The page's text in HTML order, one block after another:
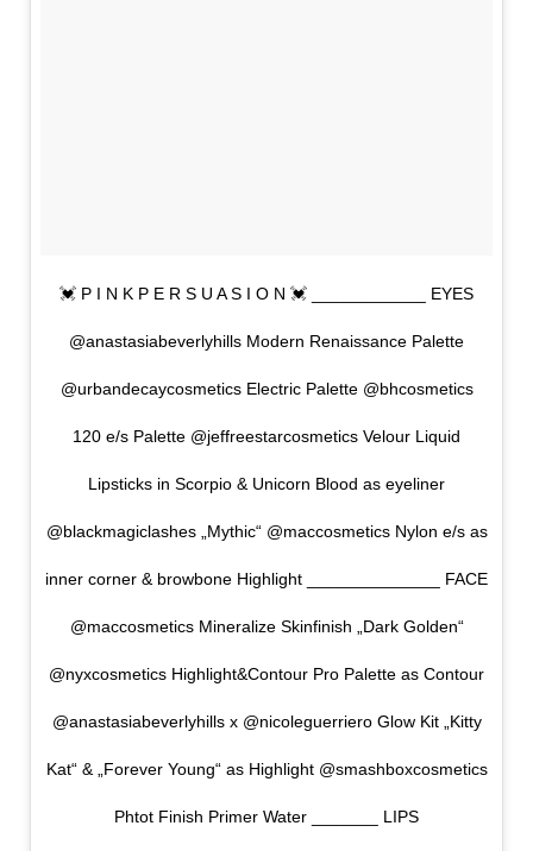
💓 P I N K P E R S U A S I O N 💓 ____________ EYES
@anastasiabeverlyhills Modern Renaissance Palette
@urbandecaycosmetics Electric Palette @bhcosmetics
120 e/s Palette @jeffreestarcosmetics Velour Liquid
Lipsticks in Scorpio & Unicorn Blood as eyeliner
@blackmagiclashes „Mythic“ @maccosmetics Nylon e/s as
inner corner & browbone Highlight ______________ FACE
@maccosmetics Mineralize Skinfinish „Dark Golden“
@nyxcosmetics Highlight&Contour Pro Palette as Contour
@anastasiabeverlyhills x @nicoleguerriero Glow Kit „Kitty
Kat“ & „Forever Young“ as Highlight @smashboxcosmetics
Phtot Finish Primer Water _______ LIPS